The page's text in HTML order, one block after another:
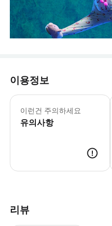
이용정보
이런건 주의하세요
유의사항
리뷰